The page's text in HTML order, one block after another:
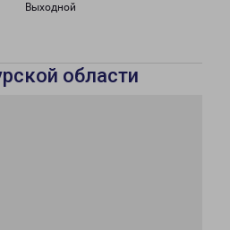
Выходной
области